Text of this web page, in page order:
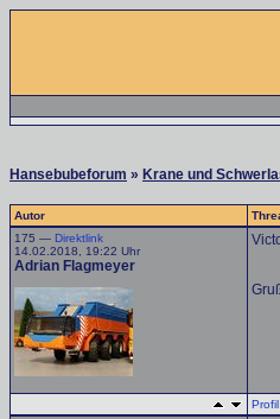
Hansebubeforum » Krane und
Autor
175 — Direktlink
14.02.2018, 19:22 Uhr
Adrian Flagmeyer
Profil